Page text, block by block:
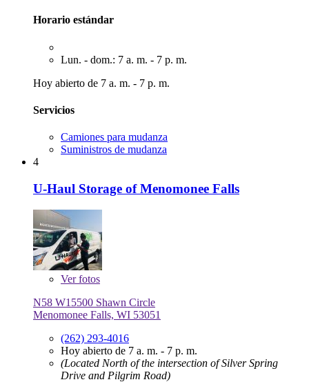
Horario estándar
Lun. - dom.: 7 a. m. - 7 p. m.
Hoy abierto de 7 a. m. - 7 p. m.
Servicios
Camiones para mudanza
Suministros de mudanza
4
U-Haul Storage of Menomonee Falls
Verfotos
N58 W15500 Shawn Circle
Menomonee Falls, WI 53051
(262) 293-4016
Hoy abierto de 7 a. m. - 7 p. m.
(Located North of the intersection of Silver Spring
Drive and Pilgrim Road)